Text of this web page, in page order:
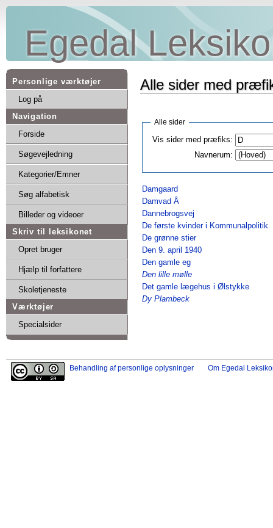
Egedal
Personlige værktøjer
Log på
Navigation
Forside
Søgevejledning
Kategorier/Emner
Søg alfabetisk
Billeder og videoer
Skriv til leksikonet
Opret bruger
Hjælp til forfattere
Skoletjeneste
Værktøjer
Specialsider
Alle sider med
Alle sider
Vis sider med præfiks:
Navnerum:
Damgaard
Damvad Å
Dannebrogsvej
De første kvinder i Kommunalpolitik
De grønne stier
Den 9. april 1940
Den gamle eg
Den lille mølle
Det gamle lægehus i Ølstykke
Dy Plambeck
Behandling af personlige oplysninger Om Egedal